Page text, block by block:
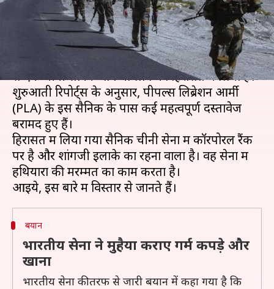
भारतीय सेना ने सोमवार सुबह लद्दाख के डेमचोक इलाके
से एक चीनी सैनिक वांग या लोंग को हिरासत में लिया है।
शुरुआती रिपोर्ट्स के अनुसार, पीपल्स लिब्रेशन आर्मी
(PLA) के इस सैनिक के पास कई महत्वपूर्ण दस्तावेज
बरामद हुए हैं।
हिरासत में लिया गया सैनिक चीनी सेना में कॉरपोरल रैंक
पर है और शांगजी इलाके का रहना वाला है। वह सेना में
हथियारों की मरम्मत का काम करता है।
बयान
भारतीय सेना ने मुहैया कराए गर्म कपड़े और
खाना
भारतीय सेना की तरफ से जारी बयान में कहा गया है कि